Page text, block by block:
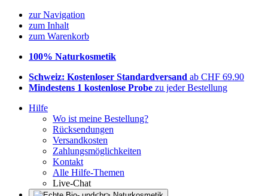
zur Navigation
zum Inhalt
zum Warenkorb
100% Naturkosmetik
Schweiz: Kostenloser Standardversand ab CHF 69.90
Mindestens 1 kostenlose Probe zu jeder Bestellung
Hilfe
Wo ist meine Bestellung?
Rücksendungen
Versandkosten
Zahlungsmöglichkeiten
Kontakt
Alle Hilfe-Themen
Live-Chat